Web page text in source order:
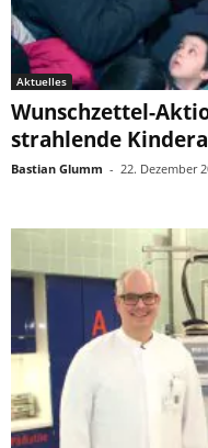
Aktuelles
Wunschzettel-
strahlende
Bastian Glumm - 22. Dezember